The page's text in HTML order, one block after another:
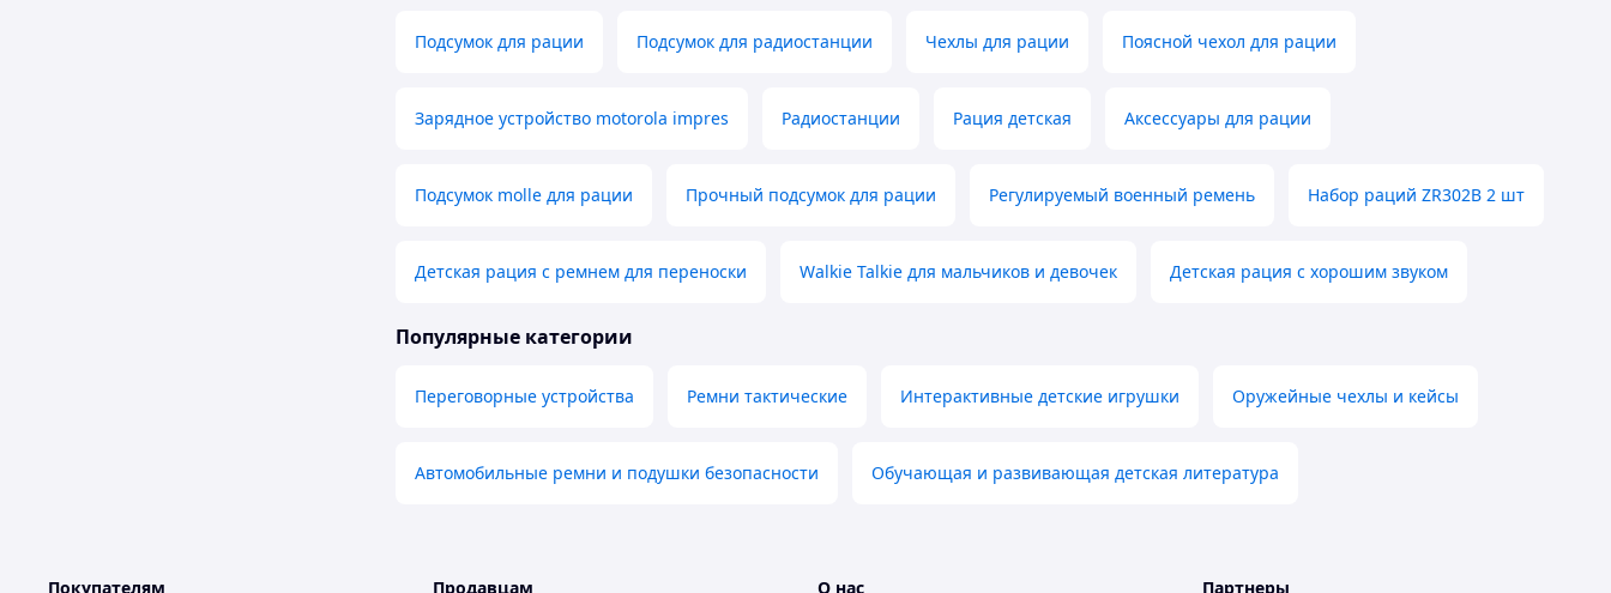
Подсумок для рации Подсумок для радиостанции Чехлы для рации Поясной чехол для рации
Зарядное устройство motorola impres Радиостанции Рация детская Аксессуары для рации
Подсумок molle для рации Прочный подсумок для рации Регулируемый военный ремень Набор раций ZR302B 2 шт
Детская рация с ремнем для переноски Walkie Talkie для мальчиков и девочек Детская рация с хорошим звуком
Популярные категории
Переговорные устройства Ремни тактические Интерактивные детские игрушки Оружейные чехлы и кейсы
Автомобильные ремни и подушки безопасности Обучающая и развивающая детская литература
Покупателям Продавцам О нас Партнеры